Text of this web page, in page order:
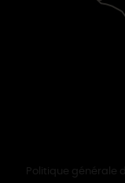
Politique générale